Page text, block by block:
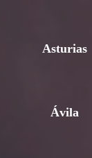
Asturias
Ávila